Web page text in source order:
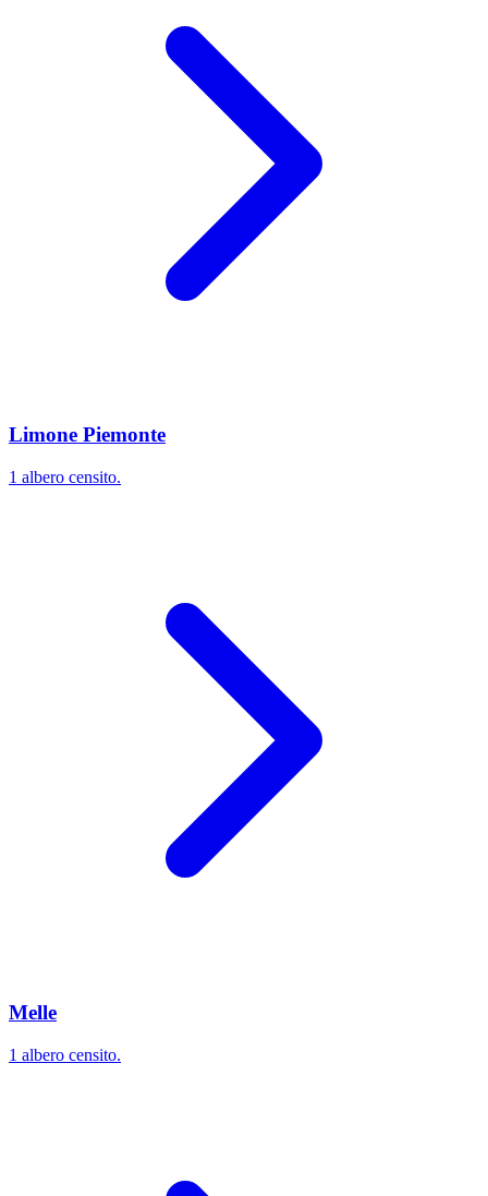
Limone Piemonte
1 albero censito.
Melle
1 albero censito.